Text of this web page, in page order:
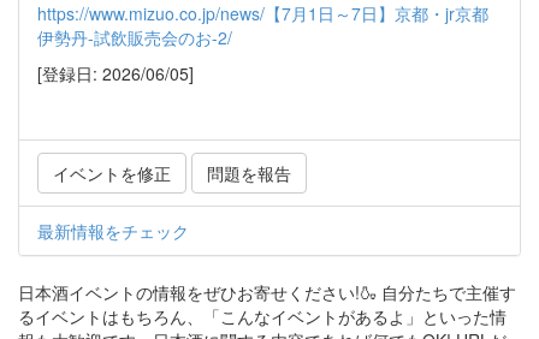
https://www.mizuo.co.jp/news/【7月1日～7日】京都・jr京都
伊勢丹-試飲販売会のお-2/
[登録日: 2026/06/05]
イベントを修正 問題を報告
最新情報をチェック
日本酒イベントの情報をぜひお寄せください!🍶 自分たちで主催す
るイベントはもちろん、「こんなイベントがあるよ」といった情